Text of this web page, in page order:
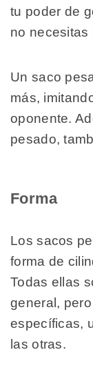
tu poder de
no necesitas
Un saco
más,
oponente.
pesado,
Forma
Los sacos
forma de
Todas ellas
general,
específicas,
las otras.